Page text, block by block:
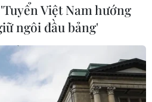
Việt Nam hướng
ngôi đầu bảng'